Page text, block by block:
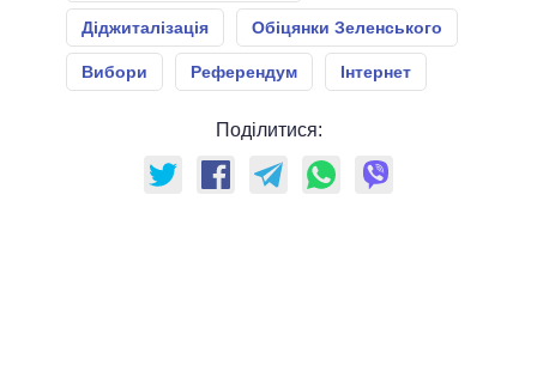
Діджиталізація Обіцянки Зеленського
Вибори Референдум Інтернет
Поділитися: